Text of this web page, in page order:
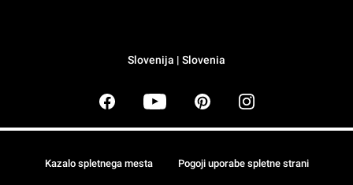
Slovenija | Slovenia
Kazalo spletnega mesta Pogoji uporabe spletne strani